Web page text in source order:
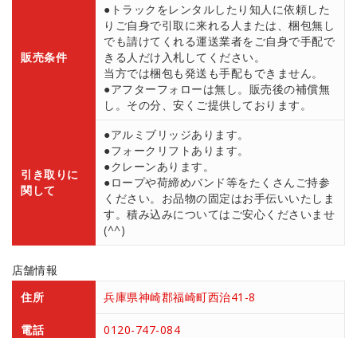
販売条件
●トラックをレンタルしたり知人に依頼した
りご自身で引取に来れる人または、梱包無し
でも請けてくれる運送業者をご自身で手配で
きる人だけ入札してください。
当方では梱包も発送も手配もできません。
●アフターフォローは無し。販売後の補償無
し。その分、安くご提供しております。
引き取りに
関して
●アルミブリッジあります。
●フォークリフトあります。
●クレーンあります。
●ロープや荷締めバンド等をたくさんご持参
ください。お品物の固定はお手伝いいたしま
す。積み込みについてはご安心くださいませ
(^^)
店舗情報
住所
兵庫県神崎郡福崎町西治41-8
電話 0120-747-084